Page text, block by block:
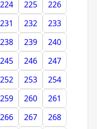
224 225
226
231 232
233
238 239
240
245 246
247
252 253
254
259 260
261
266 267 268